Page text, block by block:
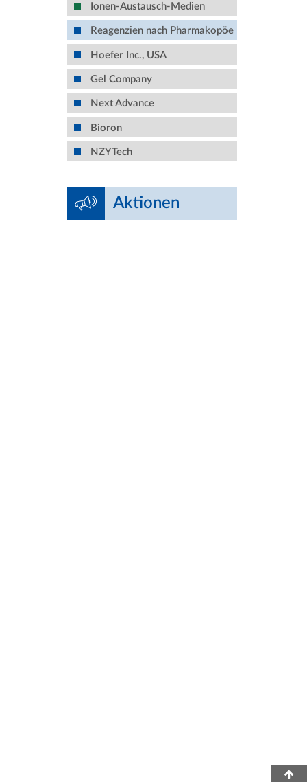
Ionen-Austausch-Medien
Reagenzien nach Pharmakopöe
Hoefer Inc., USA
Gel Company
Next Advance
Bioron
NZYTech
Aktionen